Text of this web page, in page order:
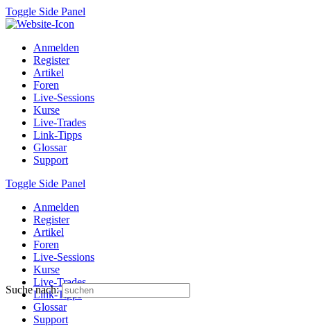
Toggle Side Panel
Anmelden
Register
Artikel
Foren
Live-Sessions
Kurse
Live-Trades
Link-Tipps
Glossar
Support
Toggle Side Panel
Anmelden
Register
Artikel
Foren
Live-Sessions
Kurse
Live-Trades
Link-Tipps
Glossar
Support
Suche nach: